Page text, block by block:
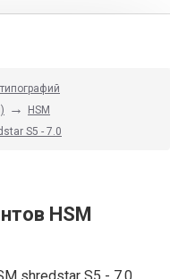
HSM
S5 - 7.0
HSM